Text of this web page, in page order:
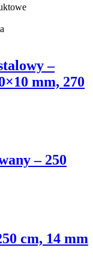
–
mm, 270
– 250
cm, 14 mm